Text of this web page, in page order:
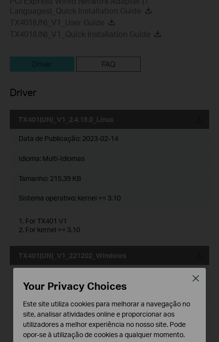
Languages)_Quick Installation Guide
TX401(UN)_V1_User Guide
TX401(UN)_V1_Quick Installation Guide
Driver FAQ
Driver
TX401(UN)_V1_2.4.15.0_Linux
Data de Publicação: 2023-02-14
Idioma: Multi-Idiomas
Tamanho: 215.39 KB
Sistema operativo: kernel >= 3.10
1. For TX401 V1
2. For kernel >= 3.10
TX401(UN)_V1_221202_Windows
Multi-Idiomas
Tamanho:10.54 MB
Sistema operativo: win7,8,81,10x32/x64,win11,Windows
Your Privacy Choices
Este site utiliza cookies para melhorar a navegação no
site, analisar atividades online e proporcionar aos
utilizadores a melhor experiência no nosso site. Pode
opor-se à utilização de cookies a qualquer momento.
Close